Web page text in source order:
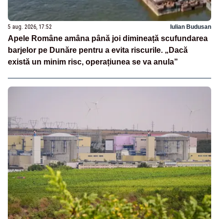
5 aug. 2026, 17:52 Iulian Budusan
Apele Române amâna până joi dimineață scufundarea
barjelor pe Dunăre pentru a evita riscurile. „Dacă
există un minim risc, operațiunea se va anula”